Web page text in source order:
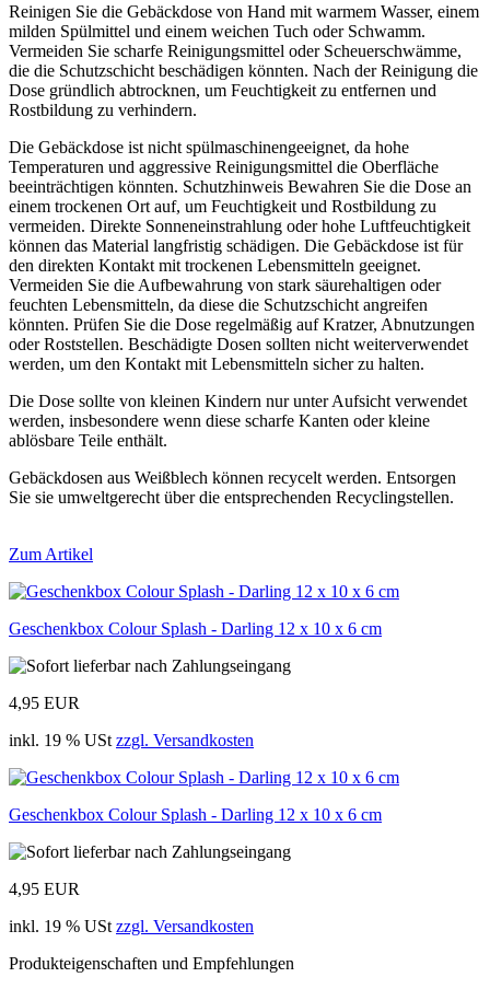
Reinigen Sie die Gebäckdose von Hand mit warmem Wasser, einem
milden Spülmittel und einem weichen Tuch oder Schwamm.
Vermeiden Sie scharfe Reinigungsmittel oder Scheuerschwämme,
die die Schutzschicht beschädigen könnten. Nach der Reinigung die
Dose gründlich abtrocknen, um Feuchtigkeit zu entfernen und
Rostbildung zu verhindern.
Die Gebäckdose ist nicht spülmaschinengeeignet, da hohe
Temperaturen und aggressive Reinigungsmittel die Oberfläche
beeinträchtigen könnten. Schutzhinweis Bewahren Sie die Dose an
einem trockenen Ort auf, um Feuchtigkeit und Rostbildung zu
vermeiden. Direkte Sonneneinstrahlung oder hohe Luftfeuchtigkeit
können das Material langfristig schädigen. Die Gebäckdose ist für
den direkten Kontakt mit trockenen Lebensmitteln geeignet.
Vermeiden Sie die Aufbewahrung von stark säurehaltigen oder
feuchten Lebensmitteln, da diese die Schutzschicht angreifen
könnten. Prüfen Sie die Dose regelmäßig auf Kratzer, Abnutzungen
oder Roststellen. Beschädigte Dosen sollten nicht weiterverwendet
werden, um den Kontakt mit Lebensmitteln sicher zu halten.
Die Dose sollte von kleinen Kindern nur unter Aufsicht verwendet
werden, insbesondere wenn diese scharfe Kanten oder kleine
ablösbare Teile enthält.
Gebäckdosen aus Weißblech können recycelt werden. Entsorgen
Sie sie umweltgerecht über die entsprechenden Recyclingstellen.
Zum Artikel
Geschenkbox Colour Splash - Darling 12 x 10 x 6 cm
4,95 EUR
inkl. 19 % USt zzgl. Versandkosten
Geschenkbox Colour Splash - Darling 12 x 10 x 6 cm
4,95 EUR
inkl. 19 % USt zzgl. Versandkosten
Produkteigenschaften und Empfehlungen